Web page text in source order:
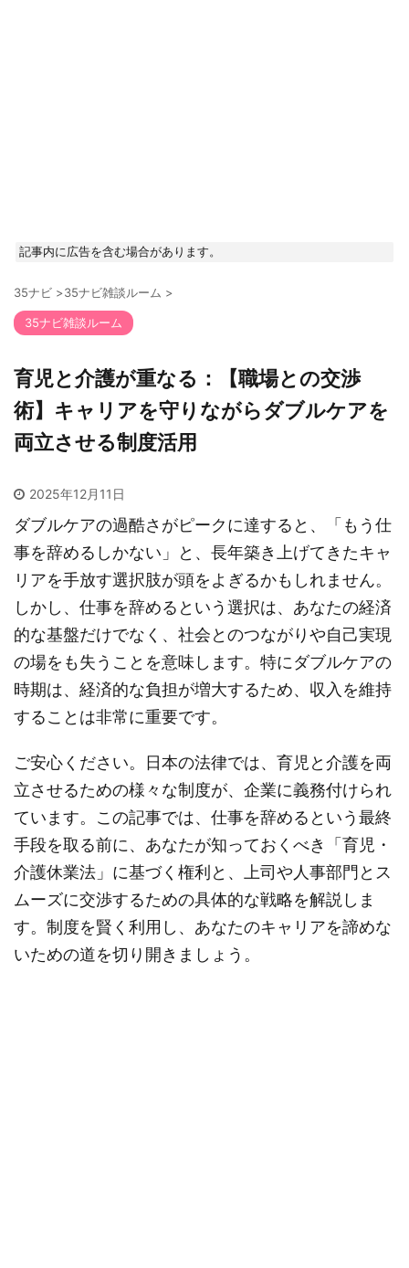
記事内に広告を含む場合があります。
35ナビ >35ナビ雑談ルーム >
35ナビ雑談ルーム
育児と介護が重なる：【職場との交渉
術】キャリアを守りながらダブルケアを
両立させる制度活用
2025年12月11日
ダブルケアの過酷さがピークに達すると、「もう仕
事を辞めるしかない」と、長年築き上げてきたキャ
リアを手放す選択肢が頭をよぎるかもしれません。
しかし、仕事を辞めるという選択は、あなたの経済
的な基盤だけでなく、社会とのつながりや自己実現
の場をも失うことを意味します。特にダブルケアの
時期は、経済的な負担が増大するため、収入を維持
することは非常に重要です。
ご安心ください。日本の法律では、育児と介護を両
立させるための様々な制度が、企業に義務付けられ
ています。この記事では、仕事を辞めるという最終
手段を取る前に、あなたが知っておくべき「育児・
介護休業法」に基づく権利と、上司や人事部門とス
ムーズに交渉するための具体的な戦略を解説しま
す。制度を賢く利用し、あなたのキャリアを諦めな
いための道を切り開きましょう。